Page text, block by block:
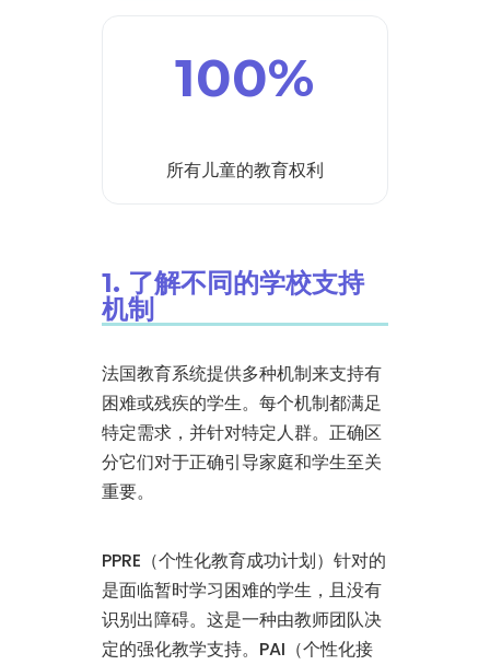
100%
所有儿童的教育权利
1. 了解不同的学校支持
机制
法国教育系统提供多种机制来支持有
困难或残疾的学生。每个机制都满足
特定需求，并针对特定人群。正确区
分它们对于正确引导家庭和学生至关
重要。
PPRE（个性化教育成功计划）针对的
是面临暂时学习困难的学生，且没有
识别出障碍。这是一种由教师团队决
定的强化教学支持。PAI（个性化接